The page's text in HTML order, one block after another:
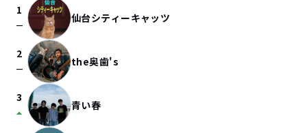
1
check_indeterminate_small 仙台シティーキャッツ
2
check_indeterminate_small the奥歯's
3
arrow_drop_up 青い春